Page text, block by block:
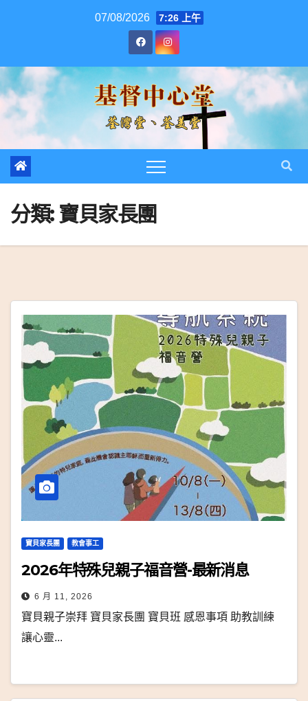
容
07/08/2026 7:26 上午
分類: 寶貝家長團
寶貝家長團 教會事工
2026年特殊兒親子福音營-最新消息
6 月 11, 2026
寶貝親子崇拜 寶貝家長團 寶貝班 感恩事項 助教訓練
讓心靈...